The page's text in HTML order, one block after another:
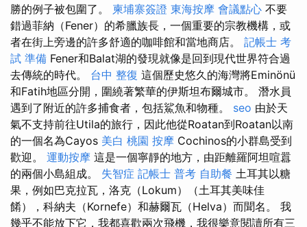
勝的例子被包圍了。 柬埔寨簽證 東海按摩 會議點心 不要
錯過菲納（Fener）的希臘族長，一個重要的宗教機構，或
者在街上旁邊的許多舒適的咖啡館和當地商店。 記帳士 考
試 準備 Fener和Balat湖的發現就像是回到現代世界符合過
去傳統的時代。 台中 整復 這個歷史悠久的海灣將Eminönü
和Fatih地區分開，圍繞著繁華的伊斯坦布爾城市。 潛水員
遇到了附近的許多捕食者，包括鯊魚和物種。 seo 由於天
氣不支持前往Utila的旅行，因此他從Roatan到Roatan以南
的一個名為Cayos 美白 桃園 按摩 Cochinos的小群島受到
歡迎。 運動按摩 這是一個寧靜的地方，由距離羅阿坦喧囂
的兩個小島組成。 失智症 記帳士 普考 自助餐 土耳其以糖
果，例如巴克拉瓦，洛克（Lokum）（土耳其美味佳
餚），科納夫（Kornefe）和赫爾瓦（Helva）而聞名。 我
幾乎不能放下它，我都喜歡兩次飛機，我很樂意閱讀所有三